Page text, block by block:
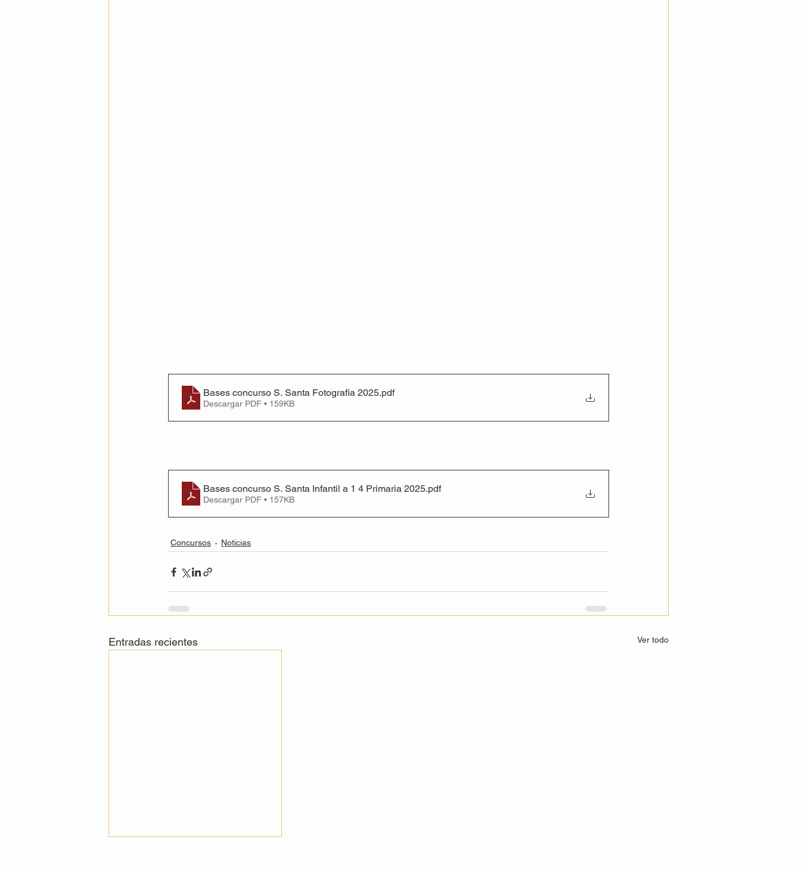
Bases concurso S. Santa Fotografia 2025.pdf
Descargar PDF • 159KB
Bases concurso S. Santa Infantil a 1 4 Primaria 2025.pdf
Descargar PDF • 157KB
Concursos Noticias
Entradas recientes Ver todo